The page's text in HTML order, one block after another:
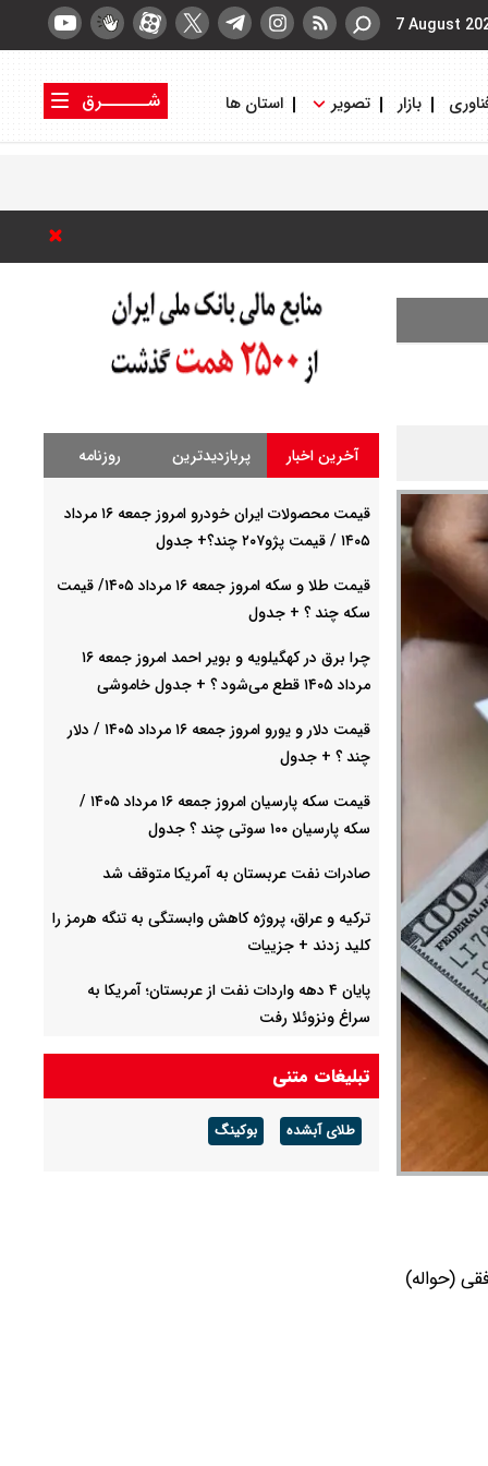
7 August
بازار تصویر استان ها
شــــــرق
توافقی (حواله)
آخرین اخبار پربازدیدترین روزنامه
قیمت محصولات ایران خودرو امروز جمعه ۱۶ مرداد
۱۴۰۵ / قیمت پژو۲۰۷ چند؟+ جدول
قیمت طلا و سکه امروز جمعه ۱۶ مرداد ۱۴۰۵/ قیمت
سکه چند ؟ + جدول
چرا برق در کهگیلویه و بویر احمد امروز جمعه ۱۶
مرداد ۱۴۰۵ قطع می‌شود ؟ + جدول خاموشی
قیمت دلار و یورو امروز جمعه ۱۶ مرداد ۱۴۰۵ / دلار
چند ؟ + جدول
قیمت سکه پارسیان امروز جمعه ۱۶ مرداد ۱۴۰۵ /
سکه پارسیان ۱۰۰ سوتی چند ؟ جدول
صادرات نفت عربستان به آمریکا متوقف شد
ترکیه و عراق، پروژه کاهش وابستگی به تنگه هرمز را
کلید زدند + جزییات
پایان ۴ دهه واردات نفت از عربستان؛ آمریکا به
سراغ ونزوئلا رفت
لیست قیمت خرید مسکن در نازی‌آباد/ خرید
آپارتمان ۲ خوابه در این منطقه چقدر سرمایه نیاز
دارد؟ + جدول مردادماه ۱۴۰۵
تبلیغات متنی
طلای آبشده بوکینگ